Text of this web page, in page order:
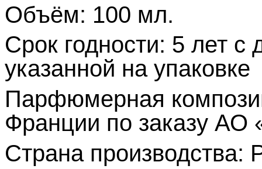
Объём: 100 мл.
Срок годности: 5 лет с
указанной на упаковке
Парфюмерная
Франции по заказу АО
Страна производства: